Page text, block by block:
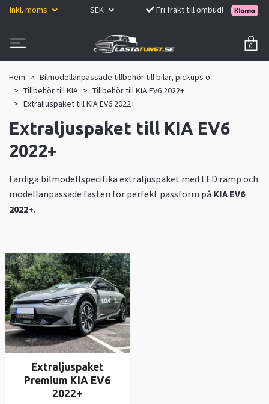
Inkl. moms SEK Fri frakt till ombud!
0
Hem
Bilmodellanpassade tillbehör till bilar, pickups o
Tillbehör till KIA
Tillbehör till KIA EV6 2022+
Extraljuspaket till KIA EV6 2022+
Extraljuspaket till KIA EV6
2022+
Färdiga bilmodellspecifika extraljuspaket med LED ramp och
modellanpassade fästen för perfekt passform på KIA EV6
2022+.
Extraljuspaket
Premium KIA EV6
2022+